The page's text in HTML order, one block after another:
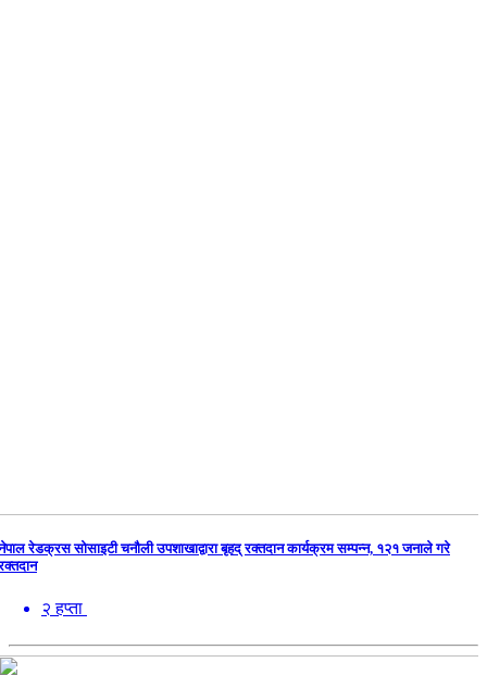
रेडक्रस सोसाइटी चनौली उपशाखाद्वारा बृहद् रक्तदान कार्यक्रम सम्पन्न, १२१ जनाले गरे
२ हप्ता